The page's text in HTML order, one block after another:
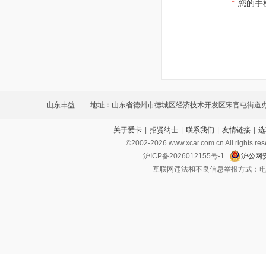
* 您的手
山东丰益 地址：山东省德州市德城区经济技术开发区宋官屯街道
大道3109号德百汽贸城院内67号
关于爱卡 | 招贤纳士 | 联系我们 | 友情链接 |
©2002-2026 www.xcar.com.cn All rights
沪ICP备2026012155号-1
沪公网
互联网违法和不良信息举报方式：